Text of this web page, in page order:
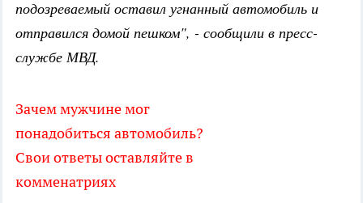
подозреваемый оставил угнанный автомобиль и
отправился домой пешком", - сообщили в пресс-
службе МВД.
Зачем мужчине мог
понадобиться автомобиль?
Свои ответы оставляйте в
комменатриях